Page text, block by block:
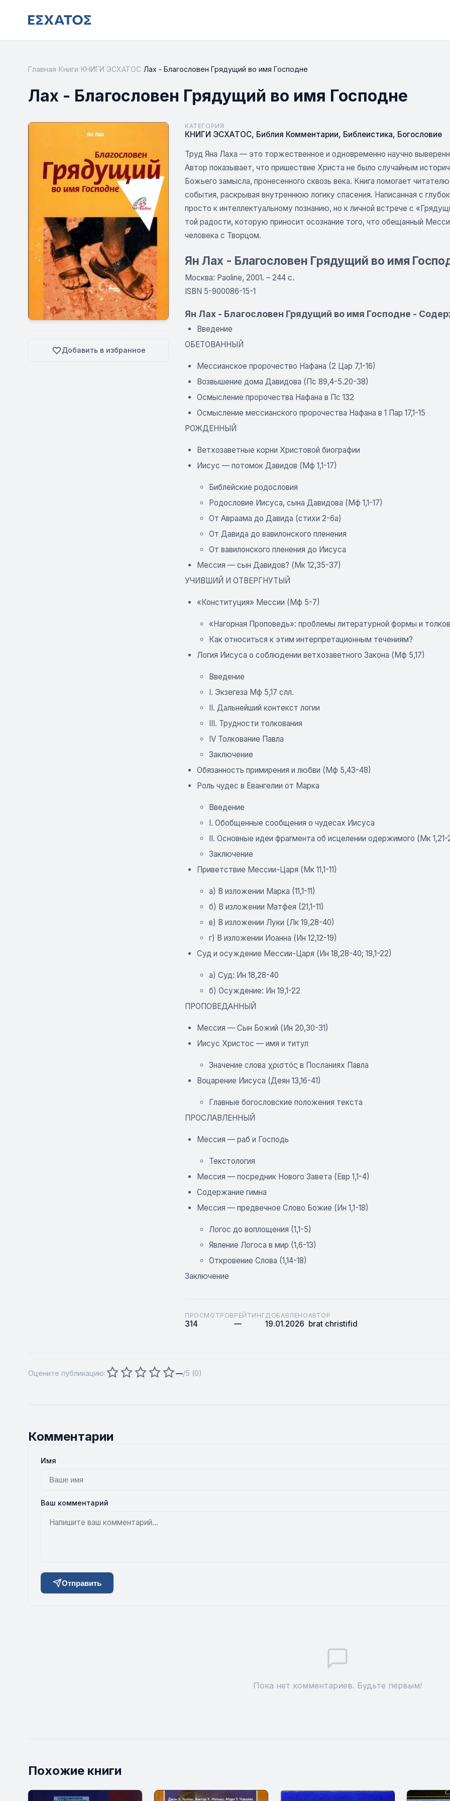
Главная Книги КНИГИ ЭСХАТОС Лах - Благословен Грядущий во имя Господне
Лах - Благословен Грядущий во имя Господне
Добавить в избранное
КАТЕГОРИЯ
КНИГИ ЭСХАТОС, Библия Комментарии, Библеистика, Богословие
Труд Яна Лаха — это торжественное и одновременно научно
Автор показывает, что пришествие Христа не было случайным
Божьего замысла, пронесенного сквозь века. Книга помогает
события, раскрывая внутреннюю логику спасения. Написанная с
просто к интеллектуальному познанию, но к личной встрече с
той радости, которую приносит осознание того, что обещанный
человека с Творцом.
Ян Лах - Благословен Грядущий во имя
Москва: Paoline, 2001. – 244 с.
ISBN 5-900086-15-1
Ян Лах - Благословен Грядущий во имя Господне -
Введение
ОБЕТОВАННЫЙ
Мессианское пророчество Нафана (2 Цар 7,1-16)
Возвышение дома Давидова (Пс 89,4-5.20-38)
Осмысление пророчества Нафана в Пс 132
Осмысление мессианского пророчества Нафана в 1 Пар 17,1-15
РОЖДЕННЫЙ
Ветхозаветные корни Христовой биографии
Иисус — потомок Давидов (Мф 1,1-17)
Библейские родословия
Родословие Иисуса, сына Давидова (Мф 1,1-17)
От Авраама до Давида (стихи 2-6а)
От Давида до вавилонского пленения
От вавилонского пленения до Иисуса
Мессия — сын Давидов? (Мк 12,35-37)
УЧИВШИЙ И ОТВЕРГНУТЫЙ
«Конституция» Мессии (Мф 5-7)
«Нагорная Проповедь»: проблемы литературной формы и
Как относиться к этим интерпретационным течениям?
Логия Иисуса о соблюдении ветхозаветного Закона (Мф 5,17)
Введение
I. Экзегеза Мф 5,17 слл.
II. Дальнейший контекст логии
III. Трудности толкования
IV Толкование Павла
Заключение
Обязанность примирения и любви (Мф 5,43-48)
Роль чудес в Евангелии от Марка
Введение
I. Обобщенные сообщения о чудесах Иисуса
II. Основные идеи фрагмента об исцелении одержимого (Мк 1,21-
Заключение
Приветствие Мессии-Царя (Мк 11,1-11)
а) В изложении Марка (11,1-11)
б) В изложении Матфея (21,1-11)
в) В изложении Луки (Лк 19,28-40)
г) В изложении Иоанна (Ин 12,12-19)
Суд и осуждение Мессии-Царя (Ин 18,28-40; 19,1-22)
а) Суд: Ин 18,28-40
б) Осуждение: Ин 19,1-22
ПРОПОВЕДАННЫЙ
Мессия — Сын Божий (Ин 20,30-31)
Иисус Христос — имя и титул
Значение слова χριστός в Посланиях Павла
Воцарение Иисуса (Деян 13,16-41)
Главные богословские положения текста
ПРОСЛАВЛЕННЫЙ
Мессия — раб и Господь
Текстология
Мессия — посредник Нового Завета (Евр 1,1-4)
Содержание гимна
Мессия — предвечное Слово Божие (Ин 1,1-18)
Логос до воплощения (1,1-5)
Явление Логоса в мир (1,6-13)
Откровение Слова (1,14-18)
Заключение
ПРОСМОТРОВ
314
РЕЙТИНГ
—
ДОБАВЛЕНО
19.01.2026
АВТОР
brat christifid
Оцените публикацию: —/5 (0)
Комментарии
Имя
Ваш комментарий
Отправить
Пока нет комментариев. Будьте первым!
Похожие книги